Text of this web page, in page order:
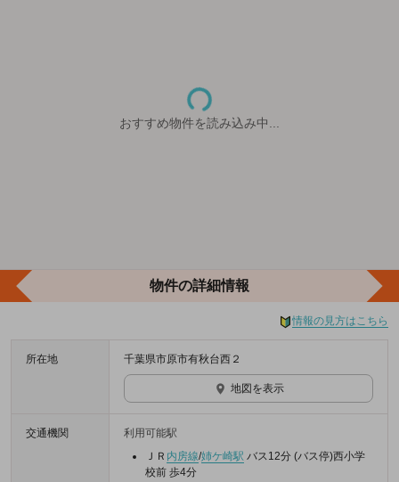
おすすめ物件を読み込み中...
物件の詳細情報
情報の見方はこちら
所在地 千葉県市原市有秋台西２
地図を表示
交通機関
利用可能駅
ＪＲ 内房線/姉ケ崎駅 バス12分 (バス停)西小学
校前 歩4分